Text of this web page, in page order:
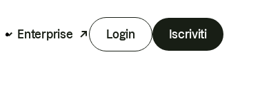
Enterprise Login Iscriviti